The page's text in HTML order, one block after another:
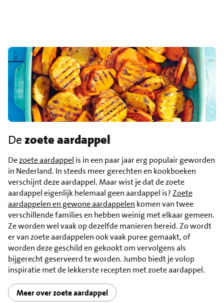
De zoete aardappel
Dezoete aardappel is in een paar jaar erg populair geworden
in Nederland. In steeds meer gerechten en kookboeken
verschijnt deze aardappel. Maar wist je dat de zoete
aardappel eigenlijk helemaal geen aardappel is?Zoete
aardappelen en gewone aardappelen komen van twee
verschillende families en hebben weinig met elkaar gemeen.
Ze worden wel vaak op dezelfde manieren bereid. Zo wordt
er van zoete aardappelen ook vaak puree gemaakt, of
worden deze geschild en gekookt om vervolgens als
bijgerecht geserveerd te worden. Jumbo biedt je volop
inspiratie met de lekkerste recepten met zoete aardappel.
Meer over zoete aardappel